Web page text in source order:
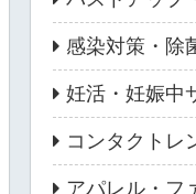
感染対策・除
妊活・妊娠中
コンタクトレ
アパレル・フ